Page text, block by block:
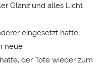
Glanz und alles Licht
eingesetzt hatte,
neue
der Tote wieder zum